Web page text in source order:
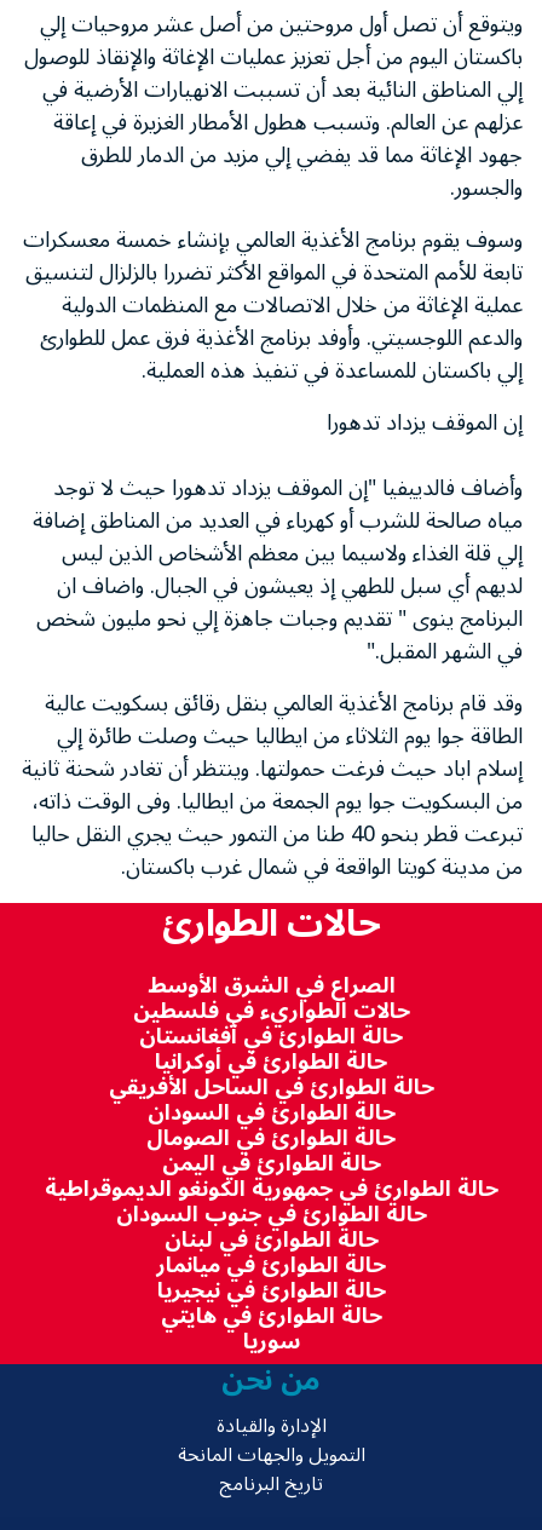
ويتوقع أن تصل أول مروحتين من أصل عشر مروحيات إلي
باكستان اليوم من أجل تعزيز عمليات الإغاثة والإنقاذ للوصول
إلي المناطق النائية بعد أن تسببت الانهيارات الأرضية في
عزلهم عن العالم. وتسبب هطول الأمطار الغزيرة في إعاقة
جهود الإغاثة مما قد يفضي إلي مزيد من الدمار للطرق
والجسور.
وسوف يقوم برنامج الأغذية العالمي بإنشاء خمسة معسكرات
تابعة للأمم المتحدة في المواقع الأكثر تضررا بالزلزال لتنسيق
عملية الإغاثة من خلال الاتصالات مع المنظمات الدولية
والدعم اللوجسيتي. وأوفد برنامج الأغذية فرق عمل للطوارئ
إلي باكستان للمساعدة في تنفيذ هذه العملية.
إن الموقف يزداد تدهورا
وأضاف فالدييفيا "إن الموقف يزداد تدهورا حيث لا توجد
مياه صالحة للشرب أو كهرباء في العديد من المناطق إضافة
إلي قلة الغذاء ولاسيما بين معظم الأشخاص الذين ليس
لديهم أي سبل للطهي إذ يعيشون في الجبال. واضاف ان
البرنامج ينوى " تقديم وجبات جاهزة إلي نحو مليون شخص
في الشهر المقبل."
وقد قام برنامج الأغذية العالمي بنقل رقائق بسكويت عالية
الطاقة جوا يوم الثلاثاء من ايطاليا حيث وصلت طائرة إلي
إسلام اباد حيث فرغت حمولتها. وينتظر أن تغادر شحنة ثانية
من البسكويت جوا يوم الجمعة من ايطاليا. وفى الوقت ذاته،
تبرعت قطر بنحو 40 طنا من التمور حيث يجري النقل حاليا
من مدينة كويتا الواقعة في شمال غرب باكستان.
حالات الطوارئ
الصراع في الشرق الأوسط
حالات الطواريء في فلسطين
حالة الطوارئ في أفغانستان
حالة الطوارئ في أوكرانيا
حالة الطوارئ في الساحل الأفريقي
حالة الطوارئ في السودان
حالة الطوارئ في الصومال
حالة الطوارئ في اليمن
حالة الطوارئ في جمهورية الكونغو الديموقراطية
حالة الطوارئ في جنوب السودان
حالة الطوارئ في لبنان
حالة الطوارئ في ميانمار
حالة الطوارئ في نيجيريا
حالة الطوارئ في هايتي
سوريا
من نحن
الإدارة والقيادة
التمويل والجهات المانحة
تاريخ البرنامج